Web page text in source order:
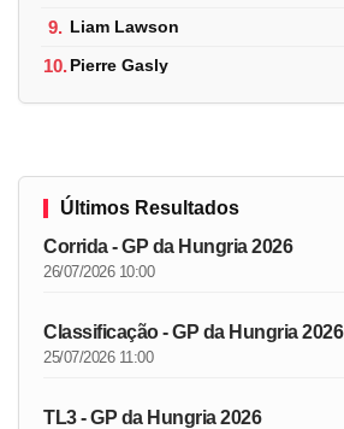
9. Liam Lawson
10.Pierre Gasly
Últimos Resultados
Corrida - GP da Hungria 2026
26/07/2026 10:00
Classificação - GP da Hungria 2026
25/07/2026 11:00
TL3 - GP da Hungria 2026